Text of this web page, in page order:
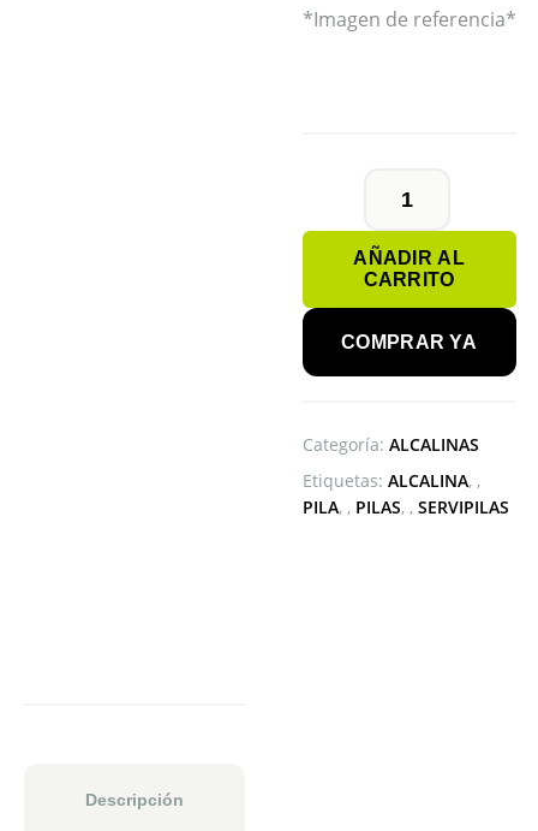
*Imagen de referencia*
CAJA
DE
10
BLÍSTER
AA
PANASONIC
AÑADIR AL
CARRITO
COMPRAR YA
Categoría: ALCALINAS
Etiquetas: ALCALINA ,
PILA , PILAS , SERVIPILAS
Descripción